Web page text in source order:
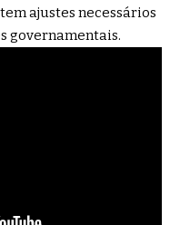
ajustes necessários
governamentais.